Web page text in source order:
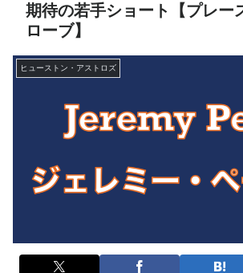
期待の若手ショート【プレー
ローブ】
ヒューストン・アストロズ